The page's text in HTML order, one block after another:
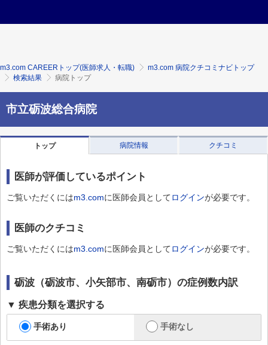
m3.com CAREERトップ(医師求人・転職)
m3.com 病院クチコミナビトップ
検索結果
病院トップ
市立砺波総合病院
トップ 病院情報 クチコミ
医師が評価しているポイント
ご覧いただくにはm3.comに医師会員としてログインが必要です。
医師のクチコミ
ご覧いただくにはm3.comに医師会員としてログインが必要です。
砺波（砺波市、小矢部市、南砺市） の症例数内訳
疾患分類を選択する
手術あり 手術なし